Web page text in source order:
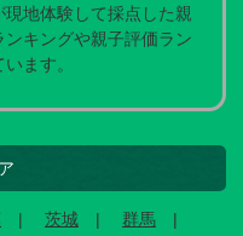
地体験して採点した親
キングや親子評価ラン
ます。
茨城
群馬